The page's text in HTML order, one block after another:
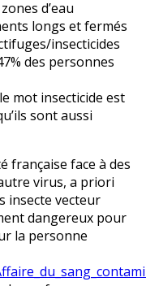
d’eau
longs et fermés
insecticides
des personnes
mot insecticide est
sont aussi
française face à des
virus, a priori
insecte vecteur
dangereux pour
la personne